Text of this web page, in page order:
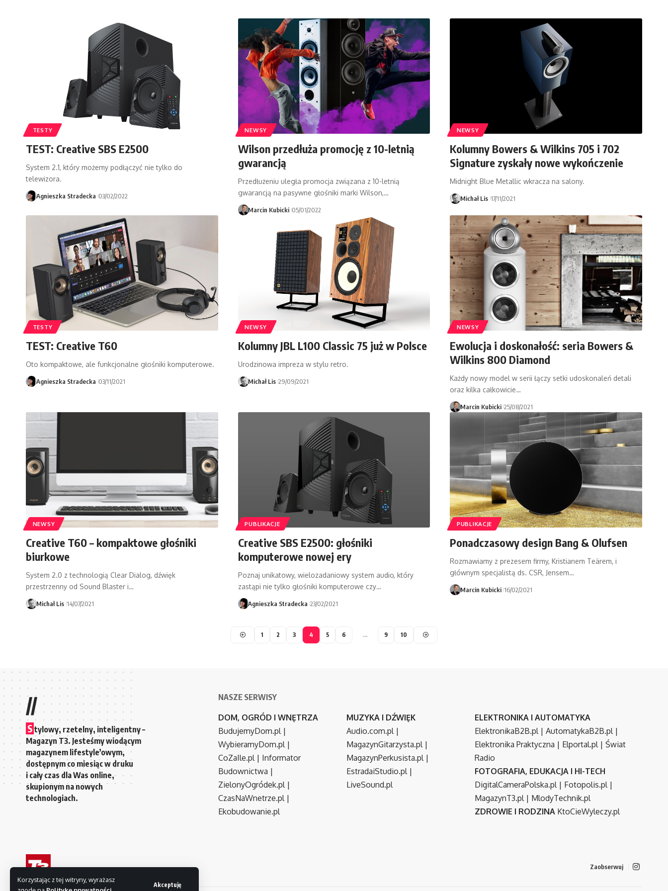
Korzystając z tej witryny, wyrażasz
Akceptuję
TESTY
TEST: Creative SBS E2500
System 2.1, który możemy podłączyć nie tylko do
telewizora.
Agnieszka Stradecka 03/02/2022
NEWSY
Wilson przedłuża promocję z 10-letnią
gwarancją
Przedłużeniu uległa promocja związana z 10-letnią
gwarancją na pasywne głośniki marki Wilson,…
Marcin Kubicki 05/01/2022
NEWSY
Kolumny Bowers & Wilkins 705 i 702
Signature zyskały nowe wykończenie
Midnight Blue Metallic wkracza na salony.
Michał Lis 17/11/2021
TESTY
TEST: Creative T60
Oto kompaktowe, ale funkcjonalne głośniki komputerowe.
Agnieszka Stradecka 03/11/2021
NEWSY
Kolumny JBL L100 Classic 75 już w Polsce
Urodzinowa impreza w stylu retro.
Michał Lis 29/09/2021
NEWSY
Ewolucja i doskonałość: seria Bowers &
Wilkins 800 Diamond
Każdy nowy model w serii łączy setki udoskonaleń detali
oraz kilka całkowicie…
Marcin Kubicki 25/08/2021
NEWSY
Creative T60 – kompaktowe głośniki
biurkowe
System 2.0 z technologią Clear Dialog, dźwięk
przestrzenny od Sound Blaster i…
Michał Lis 14/07/2021
PUBLIKACJE
Creative SBS E2500: głośniki
komputerowe nowej ery
Poznaj unikatowy, wielozadaniowy system audio, który
zastąpi nie tylko głośniki komputerowe czy…
Agnieszka Stradecka 23/02/2021
PUBLIKACJE
Ponadczasowy design Bang & Olufsen
Rozmawiamy z prezesem firmy, Kristianem Teärem, i
głównym specjalistą ds. CSR, Jensem…
Marcin Kubicki 16/02/2021
1 2 3 4 5 6 … 9 10
//
S tylowy, rzetelny, inteligentny –
Magazyn T3. Jesteśmy wiodącym
magazynem lifestyle’owym,
dostępnym co miesiąc w druku
i cały czas dla Was online,
skupionym na nowych
technologiach.
NASZE SERWISY
DOM, OGRÓD I WNĘTRZA
BudujemyDom.pl|
WybieramyDom.pl|
CoZaIle.pl| Informator
Budownictwa |
ZielonyOgródek.pl|
CzasNaWnetrze.pl|
Ekobudowanie.pl
MUZYKA I DŹWIĘK
Audio.com.pl|
MagazynGitarzysta.pl|
MagazynPerkusista.pl|
EstradaiStudio.pl|
LiveSound.pl
ELEKTRONIKA I AUTOMATYKA
ElektronikaB2B.pl| AutomatykaB2B.pl|
Elektronika Praktyczna | Elportal.pl| Świat
Radio
FOTOGRAFIA, EDUKACJA I HI-TECH
DigitalCameraPolska.pl| Fotopolis.pl|
MagazynT3.pl| MlodyTechnik.pl
ZDROWIE I RODZINA KtoCieWyleczy.pl
Zaobserwuj